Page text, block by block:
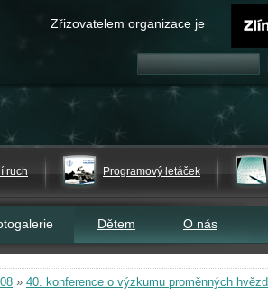
Zřizovatelem organizace je
ruch Programový letáček
Dětem O nás
» 40. konference o výzkumu proměnných hvězd